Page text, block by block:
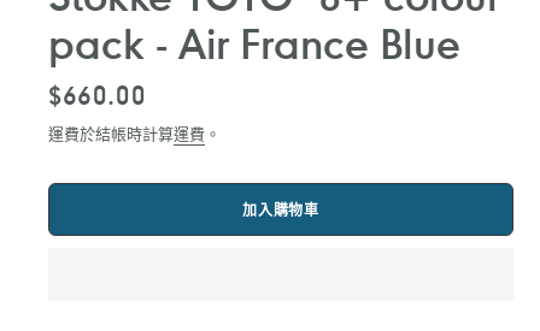
pack - Air France Blue
定
價
$660.00
運費於結帳時計算運費 。
加入購物車